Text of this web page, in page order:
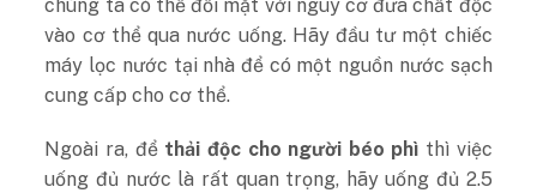
chúng ta có thể đối mặt với nguy cơ đưa chất độc
vào cơ thể qua nước uống. Hãy đầu tư một chiếc
máy lọc nước tại nhà để có một nguồn nước sạch
cung cấp cho cơ thể.
Ngoài ra, để thải độc cho người béo phì thì việc
uống đủ nước là rất quan trọng, hãy uống đủ 2.5